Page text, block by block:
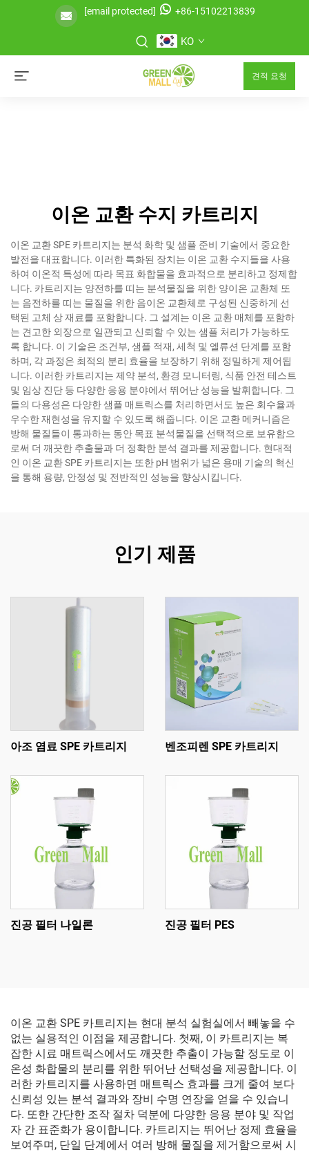
[email protected] +86-15102213839
KO
견적 요청
이온 교환 수지 카트리지
이온 교환 SPE 카트리지는 분석 화학 및 샘플 준비 기술에서 중요한
발전을 대표합니다. 이러한 특화된 장치는 이온 교환 수지들을 사용
하여 이온적 특성에 따라 목표 화합물을 효과적으로 분리하고 정제합
니다. 카트리지는 양전하를 띠는 분석물질을 위한 양이온 교환체 또
는 음전하를 띠는 물질을 위한 음이온 교환체로 구성된 신중하게 선
택된 고체 상 재료를 포함합니다. 그 설계는 이온 교환 매체를 포함하
는 견고한 외장으로 일관되고 신뢰할 수 있는 샘플 처리가 가능하도
록 합니다. 이 기술은 조건부, 샘플 적재, 세척 및 엘류션 단계를 포함
하며, 각 과정은 최적의 분리 효율을 보장하기 위해 정밀하게 제어됩
니다. 이러한 카트리지는 제약 분석, 환경 모니터링, 식품 안전 테스트
및 임상 진단 등 다양한 응용 분야에서 뛰어난 성능을 발휘합니다. 그
들의 다용성은 다양한 샘플 매트릭스를 처리하면서도 높은 회수율과
우수한 재현성을 유지할 수 있도록 해줍니다. 이온 교환 메커니즘은
방해 물질들이 통과하는 동안 목표 분석물질을 선택적으로 보유함으
로써 더 깨끗한 추출물과 더 정확한 분석 결과를 제공합니다. 현대적
인 이온 교환 SPE 카트리지는 또한 pH 범위가 넓은 용매 기술의 혁신
을 통해 용량, 안정성 및 전반적인 성능을 향상시킵니다.
인기 제품
아조 염료 SPE 카트리지 벤조피렌 SPE 카트리지
진공 필터 나일론 진공 필터 PES
이온 교환 SPE 카트리지는 현대 분석 실험실에서 빼놓을 수
없는 실용적인 이점을 제공합니다. 첫째, 이 카트리지는 복
잡한 시료 매트릭스에서도 깨끗한 추출이 가능할 정도로 이
온성 화합물의 분리를 위한 뛰어난 선택성을 제공합니다. 이
러한 카트리지를 사용하면 매트릭스 효과를 크게 줄여 보다
신뢰성 있는 분석 결과와 장비 수명 연장을 얻을 수 있습니
다. 또한 간단한 조작 절차 덕분에 다양한 응용 분야 및 작업
자 간 표준화가 용이합니다. 카트리지는 뛰어난 정제 효율을
보여주며, 단일 단계에서 여러 방해 물질을 제거함으로써 시